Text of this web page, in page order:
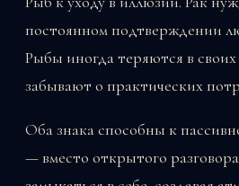
постоянном подтверждении
Рыбы иногда теряются в
забывают о практических
Оба знака способны к
— вместо открытого